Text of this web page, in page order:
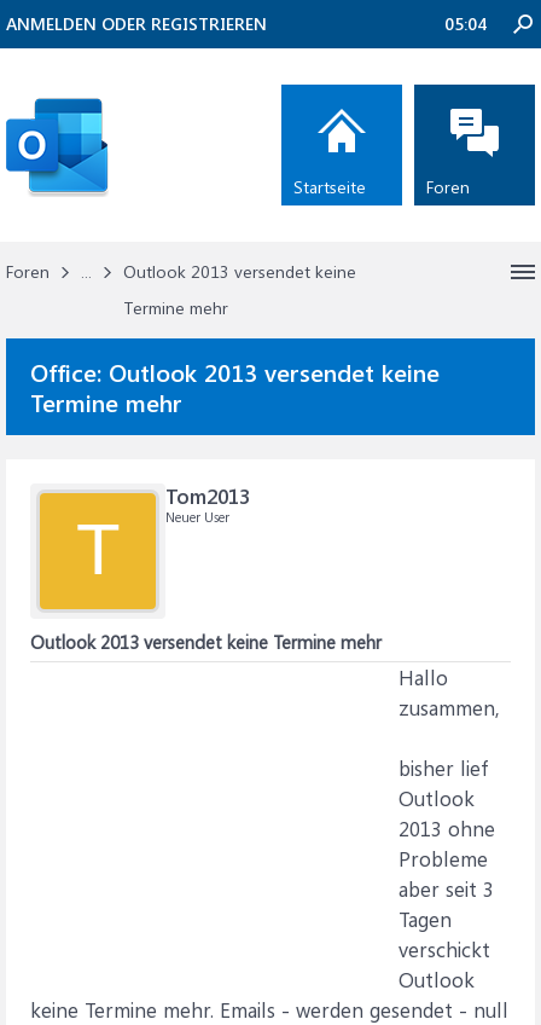
Foren ...
Outlook 2013 versendet keine
Termine mehr
Office: Outlook 2013 versendet keine
Termine mehr
T
Tom2013
Neuer User
Outlook 2013 versendet keine Termine mehr
Hallo
zusammen,
bisher lief
Outlook
2013 ohne
Probleme
aber seit 3
Tagen
verschickt
Outlook
keine Termine mehr. Emails - werden gesendet - null
ANMELDEN ODER REGISTRIEREN 05:04
Startseite Foren